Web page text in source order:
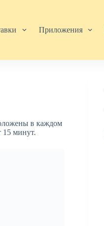
Приложения
в каждом
15 минут.